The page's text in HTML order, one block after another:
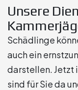
Unsere
Schädlinge
auch ein
darstellen. Jetzt
sind für Sie da